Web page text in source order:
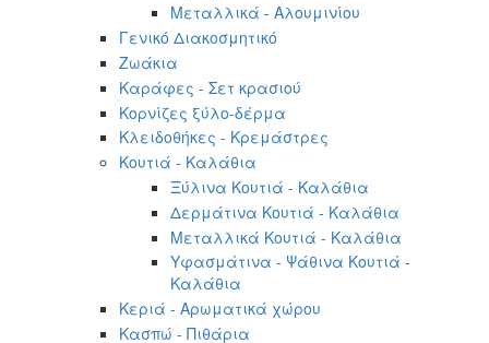
Μεταλλικά - Αλουμινίου
Γενικό Διακοσμητικό
Ζωάκια
Καράφες - Σετ κρασιού
Κορνίζες ξύλο-δέρμα
Κλειδοθήκες - Κρεμάστρες
Κουτιά - Καλάθια
Ξύλινα Κουτιά - Καλάθια
Δερμάτινα Κουτιά - Καλάθια
Μεταλλικά Κουτιά - Καλάθια
Υφασμάτινα - Ψάθινα Κουτιά -
Καλάθια
Κεριά - Αρωματικά χώρου
Κασπώ - Πιθάρια